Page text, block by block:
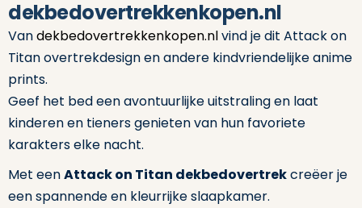
dekbedovertrekkenkopen.nl
Vandekbedovertrekkenkopen.nlvind je dit Attack on
Titan overtrekdesign en andere kindvriendelijke anime
prints.
Geef het bed een avontuurlijke uitstraling en laat
kinderen en tieners genieten van hun favoriete
karakters elke nacht.
Met eenAttack on Titan dekbedovertrekcreëer je
een spannende en kleurrijke slaapkamer.